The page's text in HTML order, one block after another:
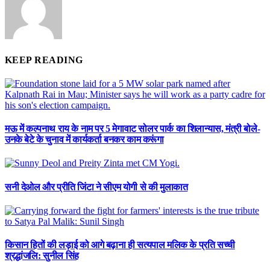
KEEP READING
मऊ में कल्पनाथ राय के नाम पर 5 मेगावाट सोलर पार्क का शिलान्यास, मंत्री बोले-
उनके बेटे के चुनाव में कार्यकर्ता बनकर काम करूंगा
सनी देओल और प्रीति जिंटा ने सीएम योगी से की मुलाकात
किसान हितों की लड़ाई को आगे बढ़ाना ही सत्यपाल मलिक के प्रति सच्ची
श्रद्धांजलि: सुनील सिंह